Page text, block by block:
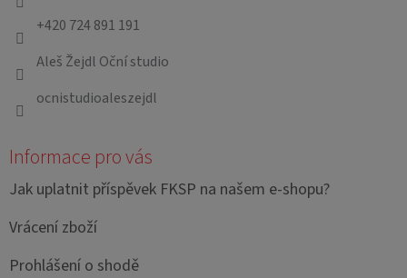
+420 724 891 191
Aleš Žejdl Oční studio
ocnistudioaleszejdl
Informace pro vás
Jak uplatnit příspěvek FKSP na našem e-shopu?
Vrácení zboží
Prohlášení o shodě